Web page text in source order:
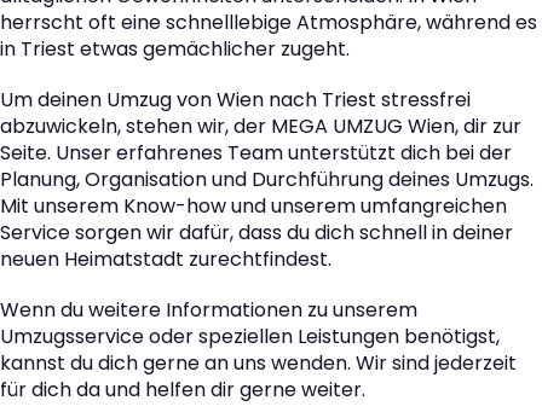
herrscht oft eine schnelllebige Atmosphäre, während es
in Triest etwas gemächlicher zugeht.
Um deinen Umzug von Wien nach Triest stressfrei
abzuwickeln, stehen wir, der MEGA UMZUG Wien, dir zur
Seite. Unser erfahrenes Team unterstützt dich bei der
Planung, Organisation und Durchführung deines Umzugs.
Mit unserem Know-how und unserem umfangreichen
Service sorgen wir dafür, dass du dich schnell in deiner
neuen Heimatstadt zurechtfindest.
Wenn du weitere Informationen zu unserem
Umzugsservice oder speziellen Leistungen benötigst,
kannst du dich gerne an uns wenden. Wir sind jederzeit
für dich da und helfen dir gerne weiter.